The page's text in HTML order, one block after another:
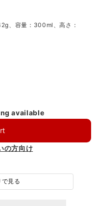
、容量：300ml、高さ：
available
の方向け
見る